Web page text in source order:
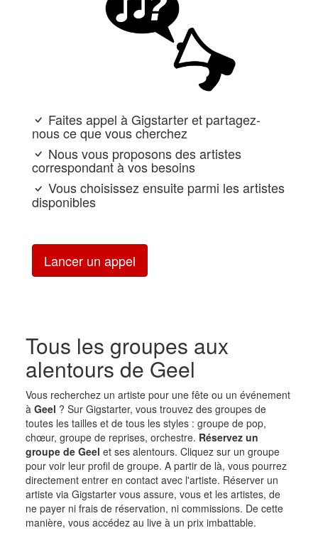
Faites appel à Gigstarter et partagez-
nous ce que vous cherchez
Nous vous proposons des artistes
correspondant à vos besoins
Vous choisissez ensuite parmi les artistes
disponibles
Lancer un appel
Tous les groupes aux
alentours de Geel
Vous recherchez un artiste pour une fête ou un événement
à Geel ? Sur Gigstarter, vous trouvez des groupes de
toutes les tailles et de tous les styles : groupe de pop,
chœur, groupe de reprises, orchestre. Réservez un
groupe de Geel et ses alentours. Cliquez sur un groupe
pour voir leur profil de groupe. A partir de là, vous pourrez
directement entrer en contact avec l'artiste. Réserver un
artiste via Gigstarter vous assure, vous et les artistes, de
ne payer ni frais de réservation, ni commissions. De cette
manière, vous accédez au live à un prix imbattable.